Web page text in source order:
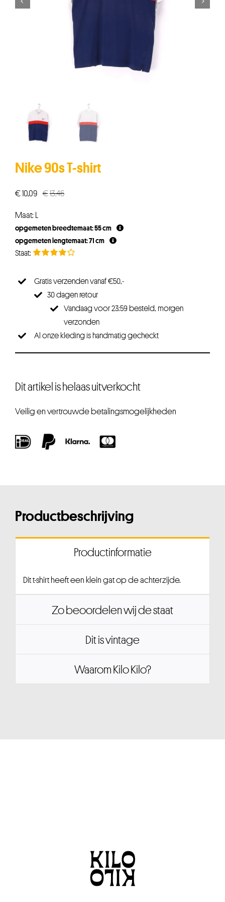
Nike 90s T-shirt
€13,46Oorspronkelijke
€13,46.
€10,09
Huidige
€10,09.
Maat: L
opgemeten breedtemaat: 55 cm
opgemeten lengtemaat: 71 cm
Gratis verzenden vanaf €50,-
30 dagen retour
Vandaag voor 23:59 besteld, morgen
verzonden
Al onze kleding is handmatig gecheckt
Dit artikel is helaas uitverkocht
Veilig en vertrouwde betalingsmogelijkheden
Productbeschrijving
Productinformatie
Dit t-shirt heeft een klein gat op de achterzijde.
Zo beoordelen wij de staat
Dit is vintage
Waarom Kilo Kilo?